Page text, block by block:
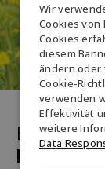
Biofuel
Wir
Cookies
Cookies
diesem
ändern oder
Cookie-
verwenden
Effektivität
weitere
Data